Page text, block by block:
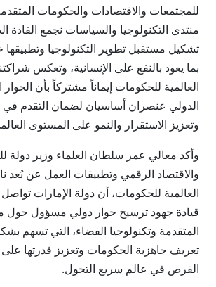
للمجتمعات والاقتصادات والحكومات
منتدى التكنولوجيا والسياسات نجمع
تشكيل مستقبل تطوير التكنولوجيا
بما يعود بالنفع على الإنسانية، وتعكس
العالمية للحكومات إيماناً مشتركاً بأن الحوار
الدولي عنصران أساسيان لضمان التقدم
وتعزيز الاستقرار والنمو على المستوى
وأكد معالي عمر سلطان العلماء وزير دولة
والاقتصاد الرقمي وتطبيقات العمل عن بُعد
العالمية للحكومات، أن دولة الإمارات
قيادة جهود ترسيخ حوار دولي مسؤول حول
المتقدمة وتكنولوجيا الفضاء، التي تسهم
تعريف جاهزية الحكومات وتعزيز قدرتها
الفرص في عالم سريع التحول.